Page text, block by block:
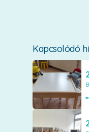
Kapcsolódó